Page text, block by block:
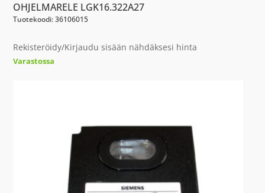
OHJELMARELE LGK16.322A27
Tuotekoodi: 36106015
Rekisteröidy/Kirjaudu sisään nähdäksesi hinta
Varastossa